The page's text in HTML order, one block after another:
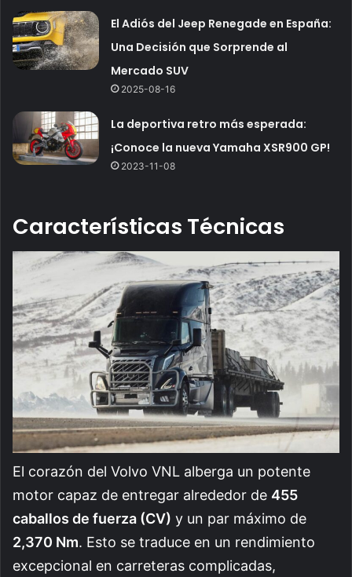
El Adiós del Jeep Renegade en España:
Una Decisión que Sorprende al
Mercado SUV
2025-08-16
La deportiva retro más esperada:
¡Conoce la nueva Yamaha XSR900 GP!
2023-11-08
Características Técnicas
El corazón del Volvo VNL alberga un potente
motor capaz de entregar alrededor de 455
caballos de fuerza (CV) y un par máximo de
2,370 Nm. Esto se traduce en un rendimiento
excepcional en carreteras complicadas,